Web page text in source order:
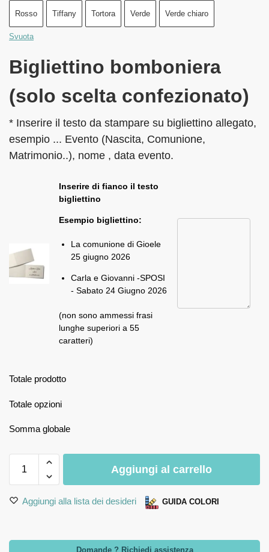
Rosso Tiffany Tortora Verde Verde chiaro
Svuota
Bigliettino bomboniera
(solo scelta confezionato)
* Inserire il testo da stampare su bigliettino allegato,
esempio ... Evento (Nascita, Comunione,
Matrimonio..), nome , data evento.
Inserire di fianco il testo
bigliettino
Esempio bigliettino:
La comunione di Gioele
25 giugno 2026
Carla e Giovanni -SPOSI
- Sabato 24 Giugno 2026
(non sono ammessi frasi
lunghe superiori a 55
caratteri)
Totale prodotto
Totale opzioni
Somma globale
Aggiungi al carrello
Aggiungi alla lista dei desideri GUIDA COLORI